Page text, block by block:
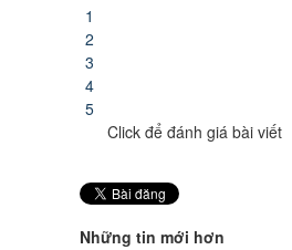
1
2
3
4
5
Click để đánh giá bài viết
Những tin mới hơn